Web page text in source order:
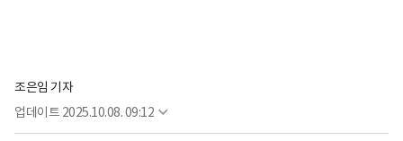
조은임 기자
업데이트 2025.10.08. 09:12